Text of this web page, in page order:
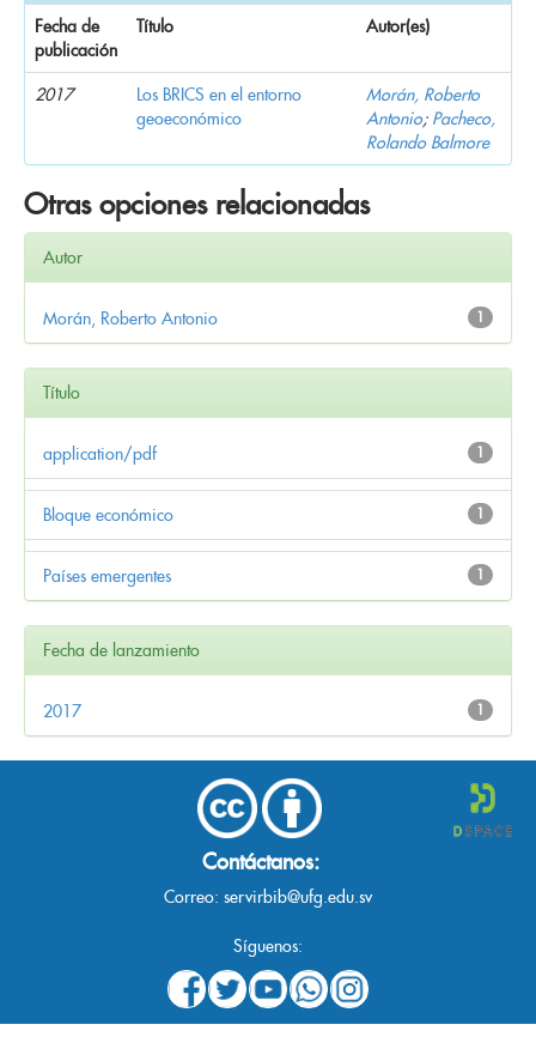
Fecha de
publicación
Título Autor(es)
2017
Los BRICS en el entorno
geoeconómico
Morán, Roberto
Antonio; Pacheco,
Rolando Balmore
Otras opciones relacionadas
Autor
1
Morán, Roberto Antonio
Título
1
application/pdf
1
Bloque económico
1
Países emergentes
Fecha de lanzamiento
1
2017
Contáctanos:
Correo: servirbib@ufg.edu.sv
Síguenos: